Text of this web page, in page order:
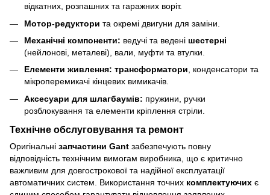
відкатних, розпашних та гаражних воріт.
Мотор-редуктори та окремі двигуни для заміни.
Механічні компоненти: ведучі та ведені шестерні
(нейлонові, металеві), вали, муфти та втулки.
Елементи живлення: трансформатори, конденсатори та
мікроперемикачі кінцевих вимикачів.
Аксесуари для шлагбаумів: пружини, ручки
розблокування та елементи кріплення стріли.
Технічне обслуговування та ремонт
Оригінальні запчастини Gant забезпечують повну
відповідність технічним вимогам виробника, що є критично
важливим для довгострокової та надійної експлуатації
автоматичних систем. Використання точних комплектуючих є